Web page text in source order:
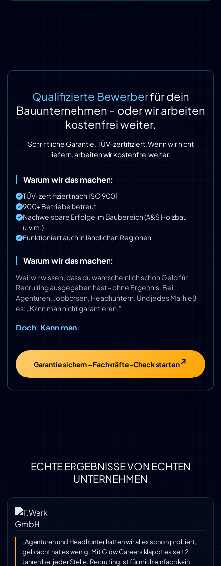
Qualifizierte Bewerberfür dein
Bauunternehmen – oder wir arbeiten
kostenfrei weiter.
Schriftliche Garantie. TÜV-zertifiziert. Wenn wir nicht
liefern, arbeiten wir kostenfrei weiter.
Warum wir das machen:
TÜV-zertifiziert nach ISO 9001
900+ Betriebe betreut
Nachweisbare Erfolge im Baubereich (A&S Holzbau
u.v.m.)
Funktioniert auch in ländlichen Regionen
Warum wir das machen:
Weil wir wissen, dass du wahrscheinlich schon Geld für
Recruiting ausgegeben hast – ohne Ergebnis. Bei
Agenturen, Jobbörsen, Headhuntern. Und jedes Mal hieß
es: „Kann man nicht garantieren."
Doch. Kann man.
Garantie sichern – Fachkräfte-Check starten
ECHTE ERGEBNISSE VON ECHTEN
UNTERNEHMEN
„Agenturen und Headhunter hatten wir alles schon probiert,
gebracht hat es wenig. Mit Glow Careers klappt es seit 2
Jahren bei jeder Stelle. Recruiting ist für mich einfach kein